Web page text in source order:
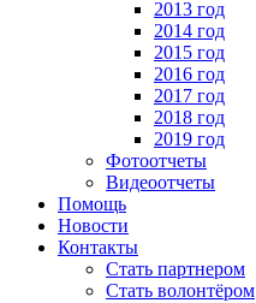
2013 год
2014 год
2015 год
2016 год
2017 год
2018 год
2019 год
Фотоотчеты
Видеоотчеты
Помощь
Новости
Контакты
Стать партнером
Стать волонтёром